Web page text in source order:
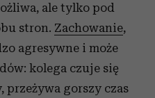
ale tylko pod
stron. Zachowanie,
agresywne i może
kolega czuje się
przeżywa gorszy czas